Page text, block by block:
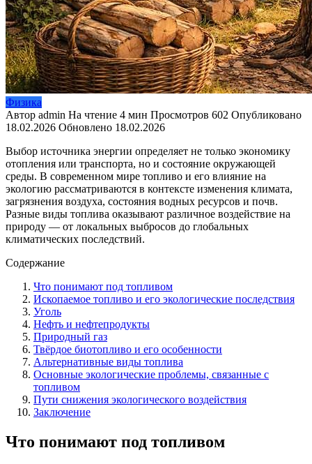
Физика
Автор admin На чтение 4 мин Просмотров 602 Опубликовано
18.02.2026 Обновлено 18.02.2026
Выбор источника энергии определяет не только экономику
отопления или транспорта, но и состояние окружающей
среды. В современном мире топливо и его влияние на
экологию рассматриваются в контексте изменения климата,
загрязнения воздуха, состояния водных ресурсов и почв.
Разные виды топлива оказывают различное воздействие на
природу — от локальных выбросов до глобальных
климатических последствий.
Содержание
Что понимают под топливом
Ископаемое топливо и его экологические последствия
Уголь
Нефть и нефтепродукты
Природный газ
Твёрдое биотопливо и его особенности
Альтернативные виды топлива
Основные экологические проблемы, связанные с
топливом
Пути снижения экологического воздействия
Заключение
Что понимают под топливом